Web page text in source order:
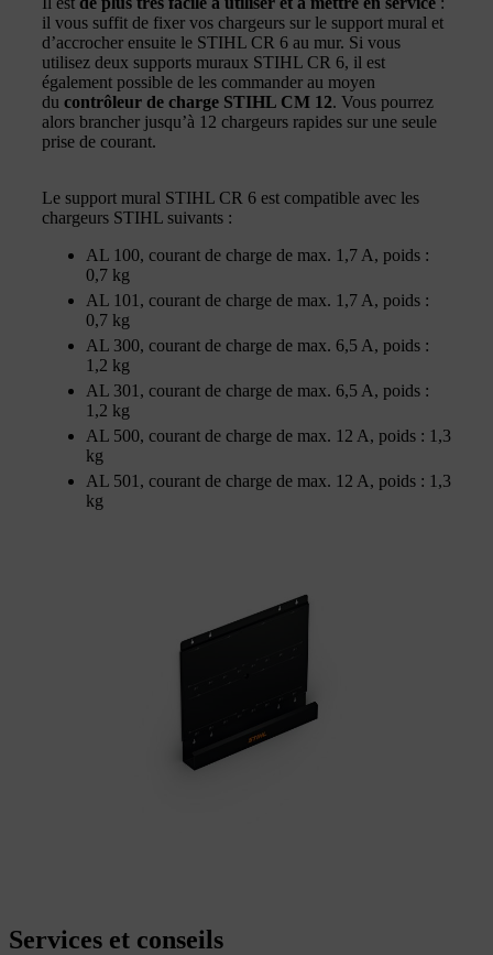
il vous suffit de fixer vos chargeurs sur le support mural et
d’accrocher ensuite le STIHL CR 6 au mur. Si vous
utilisez deux supports muraux STIHL CR 6, il est
également possible de les commander au moyen
du contrôleur de charge STIHL CM 12. Vous pourrez
alors brancher jusqu’à 12 chargeurs rapides sur une seule
prise de courant.
Le support mural STIHL CR 6 est compatible avec les
chargeurs STIHL suivants :
AL 100, courant de charge de max. 1,7 A, poids :
0,7 kg
AL 101, courant de charge de max. 1,7 A, poids :
0,7 kg
AL 300, courant de charge de max. 6,5 A, poids :
1,2 kg
AL 301, courant de charge de max. 6,5 A, poids :
1,2 kg
AL 500, courant de charge de max. 12 A, poids : 1,3
kg
AL 501, courant de charge de max. 12 A, poids : 1,3
kg
Services et conseils